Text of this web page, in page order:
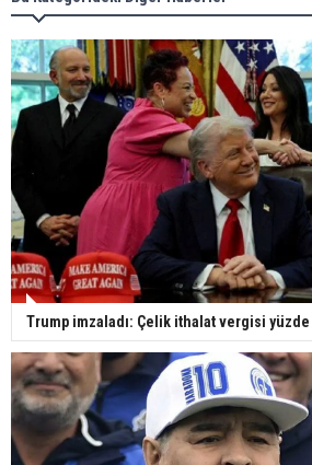
Trump imzaladı: Çelik ithalat vergisi yüzde